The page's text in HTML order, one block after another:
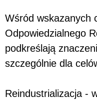
Wśród wskazanych
Odpowiedzialnego
podkreślają
szczególnie dla
Reindustrializacja -